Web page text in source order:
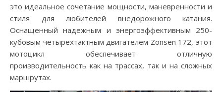
это идеальное сочетание мощности, маневренности и
стиля для любителей внедорожного катания.
Оснащенный надежным и энергоэффективным 250-
кубовым четырехтактным двигателем Zonsen 172, этот
мотоцикл обеспечивает отличную
производительность как на трассах, так и на сложных
маршрутах.